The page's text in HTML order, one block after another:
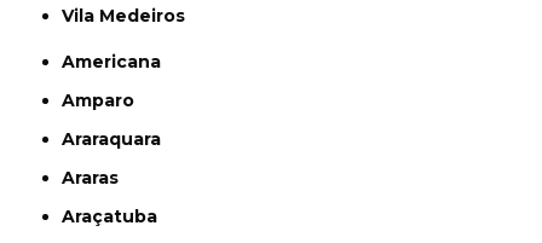
Vila Medeiros
Americana
Amparo
Araraquara
Araras
Araçatuba